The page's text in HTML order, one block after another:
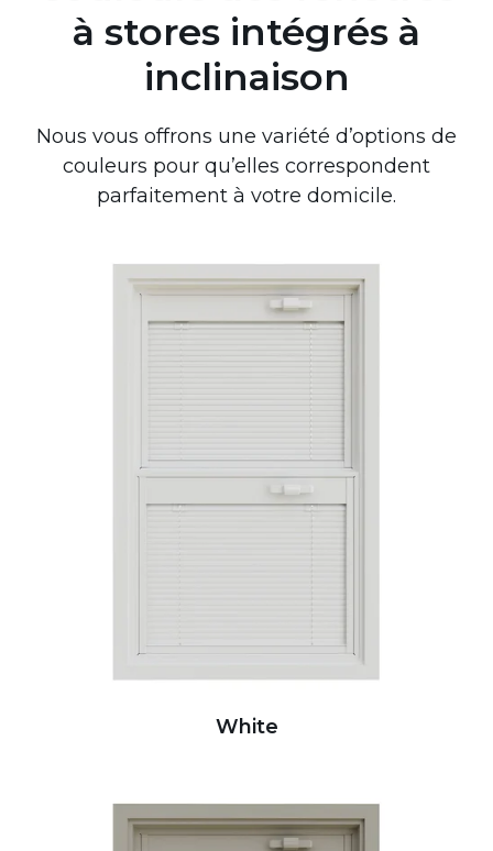
à stores intégrés à
inclinaison
Nous vous offrons une variété d’options de
couleurs pour qu’elles correspondent
parfaitement à votre domicile.
White